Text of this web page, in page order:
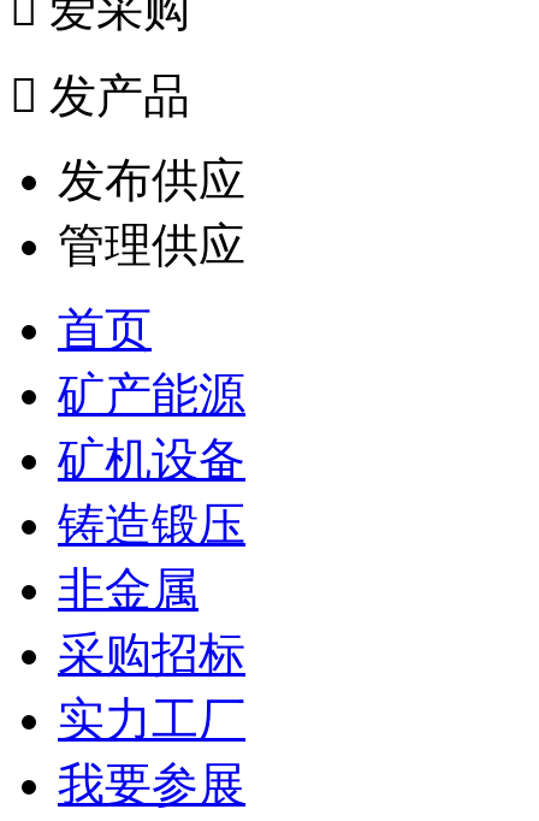
 发产品
发布供应
管理供应
首页
矿产能源
矿机设备
铸造锻压
非金属
采购招标
实力工厂
我要参展